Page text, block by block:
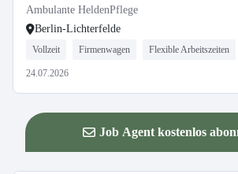
Ambulante HeldenPflege
Berlin-Lichterfelde
Vollzeit Firmenwagen Flexible Arbeitszeiten
24.07.2026
Job Agent kostenlos